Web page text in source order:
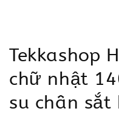
Tekkashop
chữ nhật
su chân sắt